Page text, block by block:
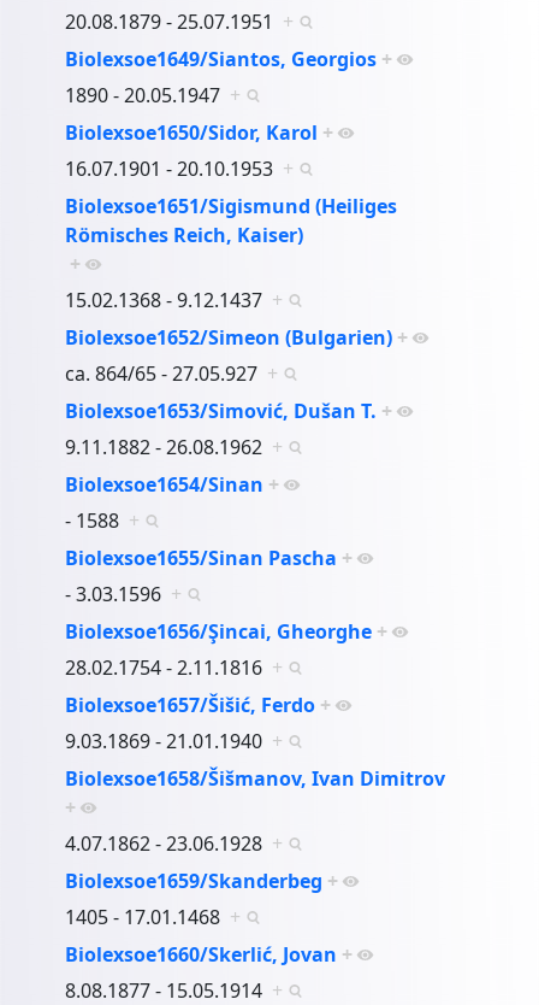
20.08.1879 - 25.07.1951 +
Biolexsoe1649/Siantos, Georgios +
1890 - 20.05.1947 +
Biolexsoe1650/Sidor, Karol +
16.07.1901 - 20.10.1953 +
Biolexsoe1651/Sigismund (Heiliges
Römisches Reich, Kaiser)
+
15.02.1368 - 9.12.1437 +
Biolexsoe1652/Simeon (Bulgarien) +
ca. 864/65 - 27.05.927 +
Biolexsoe1653/Simović, Dušan T. +
9.11.1882 - 26.08.1962 +
Biolexsoe1654/Sinan +
- 1588 +
Biolexsoe1655/Sinan Pascha +
- 3.03.1596 +
Biolexsoe1656/Şincai, Gheorghe +
28.02.1754 - 2.11.1816 +
Biolexsoe1657/Šišić, Ferdo +
9.03.1869 - 21.01.1940 +
Biolexsoe1658/Šišmanov, Ivan Dimitrov
+
4.07.1862 - 23.06.1928 +
Biolexsoe1659/Skanderbeg +
1405 - 17.01.1468 +
Biolexsoe1660/Skerlić, Jovan +
8.08.1877 - 15.05.1914 +